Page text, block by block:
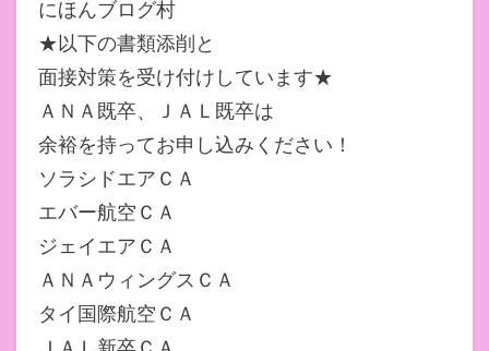
にほんブログ村
★以下の書類添削と
面接対策を受け付けしています★
ＡＮＡ既卒、ＪＡＬ既卒は
余裕を持ってお申し込みください！
ソラシドエアＣＡ
エバー航空ＣＡ
ジェイエアＣＡ
ＡＮＡウィングスＣＡ
タイ国際航空ＣＡ